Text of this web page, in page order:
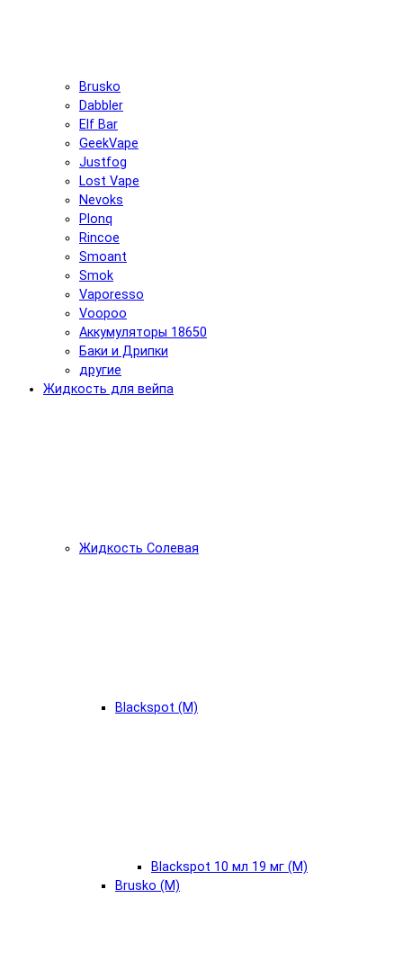
Brusko
Dabbler
Elf Bar
GeekVape
Justfog
Lost Vape
Nevoks
Plonq
Rincoe
Smoant
Smok
Vaporesso
Voopoo
Аккумуляторы 18650
Баки и Дрипки
другие
Жидкость для вейпа
Жидкость Солевая
Blackspot (М)
Blackspot 10 мл 19 мг (М)
Brusko (М)